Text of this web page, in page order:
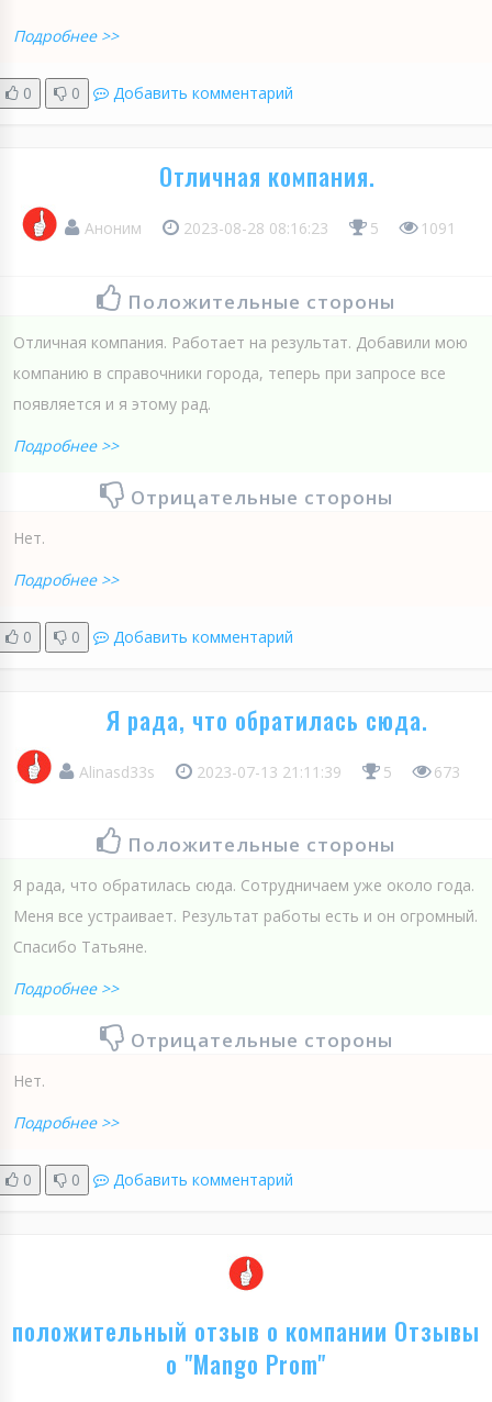
Подробнее >>
0 0 Добавить комментарий
Отличная компания.
Аноним 2023-08-28 08:16:23 5 1091
Положительные стороны
Отличная компания. Работает на результат. Добавили мою
компанию в справочники города, теперь при запросе все
появляется и я этому рад.
Подробнее >>
Отрицательные стороны
Нет.
Подробнее >>
0 0 Добавить комментарий
Я рада, что обратилась сюда.
Alinasd33s 2023-07-13 21:11:39 5 673
Положительные стороны
Я рада, что обратилась сюда. Сотрудничаем уже около года.
Меня все устраивает. Результат работы есть и он огромный.
Спасибо Татьяне.
Подробнее >>
Отрицательные стороны
Нет.
Подробнее >>
0 0 Добавить комментарий
положительный отзыв о компании Отзывы
о "Mango Prom"